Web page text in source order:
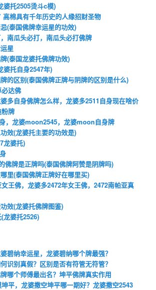
婆托2505烫斗c模)
高棉具有千年历史的人缘招财圣物
(泰国佛牌幸运星的功效)
南瓜头必打，南瓜头必打佛牌
星
(泰国龙婆托佛牌功效)
婆托自身2547年)
的区别(泰国佛牌正牌与阴牌的区别是什么)
达佛
多自身佛牌怎么样，龙婆多2511自身现在啥价
牌
，龙婆moon2545，龙婆moon自身牌
效(龙婆托主要的功效是)
龙婆托)
佛牌是正牌吗(泰国佛牌阿赞是阴牌吗)
里(泰国佛牌正牌好在哪里买)
王佛，龙婆多2472年女王佛，2472南帕亚真
效(龙婆托佛牌图鉴)
龙婆托2526)
碧纳幸运星，龙婆碧纳哪个牌最强？
识别真假？区别是否有符管无符管？
哪个师傅最出名？坤平佛牌真实作用
平，龙婆撒空坤平哪一期好？龙婆撒空2543